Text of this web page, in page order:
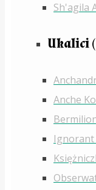
Sh'agila
Ukalici
Anche
Ignorant